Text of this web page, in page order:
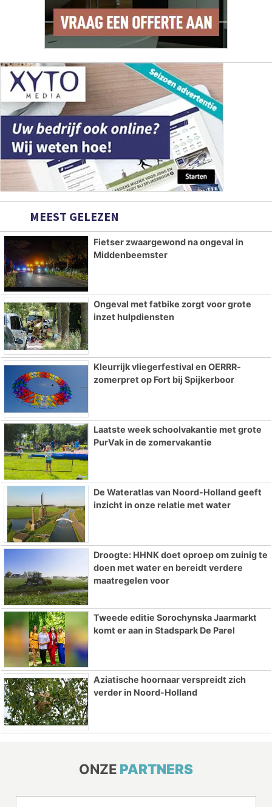
MEEST GELEZEN
Fietser zwaargewond na ongeval in
Middenbeemster
Ongeval met fatbike zorgt voor grote
inzet hulpdiensten
Kleurrijk vliegerfestival en OERRR-
zomerpret op Fort bij Spijkerboor
Laatste week schoolvakantie met grote
PurVak in de zomervakantie
De Wateratlas van Noord-Holland geeft
inzicht in onze relatie met water
Droogte: HHNK doet oproep om zuinig te
doen met water en bereidt verdere
maatregelen voor
Tweede editie Sorochynska Jaarmarkt
komt er aan in Stadspark De Parel
Aziatische hoornaar verspreidt zich
verder in Noord-Holland
ONZE PARTNERS